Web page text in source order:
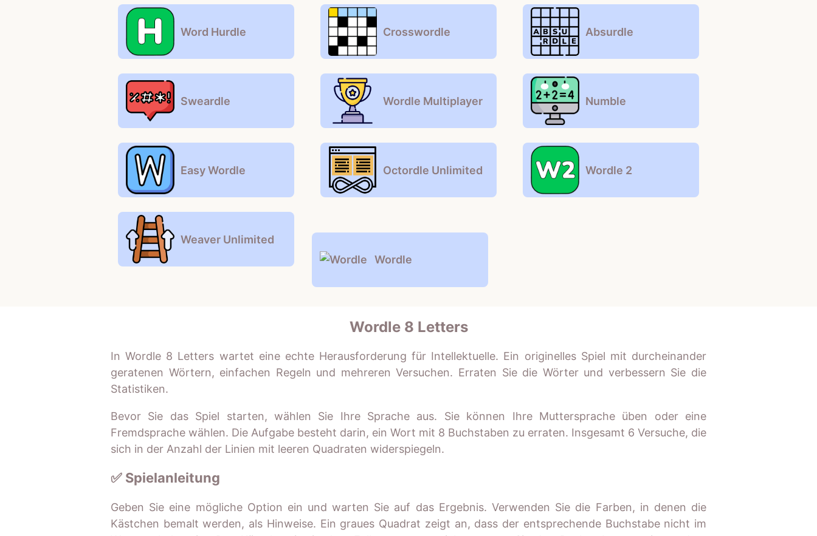
Word Hurdle Crosswordle Absurdle
Sweardle Wordle Multiplayer Numble
Easy Wordle Octordle Unlimited Wordle 2
Weaver Unlimited
Wordle
Wordle 8 Letters
In Wordle 8 Letters wartet eine echte Herausforderung für Intellektuelle. Ein originelles Spiel mit durcheinander
geratenen Wörtern, einfachen Regeln und mehreren Versuchen. Erraten Sie die Wörter und verbessern Sie die
Statistiken.
Bevor Sie das Spiel starten, wählen Sie Ihre Sprache aus. Sie können Ihre Muttersprache üben oder eine
Fremdsprache wählen. Die Aufgabe besteht darin, ein Wort mit 8 Buchstaben zu erraten. Insgesamt 6 Versuche, die
sich in der Anzahl der Linien mit leeren Quadraten widerspiegeln.
✅ Spielanleitung
Geben Sie eine mögliche Option ein und warten Sie auf das Ergebnis. Verwenden Sie die Farben, in denen die
Kästchen bemalt werden, als Hinweise. Ein graues Quadrat zeigt an, dass der entsprechende Buchstabe nicht im